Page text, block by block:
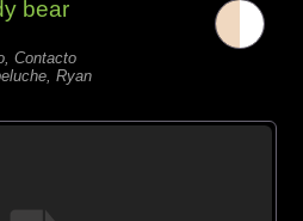
bear
Contacto
Ryan